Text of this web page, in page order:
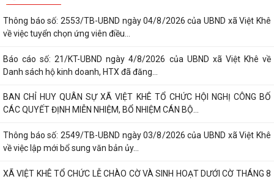
TIN MỚI
Kế hoạch số 105-KH-ĐU ngày 25/5/2026 của Đảng ủy xã Việt Khê về
việc tuyên truyền thực hiện Chỉ thị...
Thông báo số: 158/TB-TTPVHCC ngày 4/8/2026 của UBND xã Việt
Khê Niêm yết về việc Bãi bỏ một số...
Thông báo số: 2553/TB-UBND ngày 04/8/2026 của UBND xã Việt Khê
về việc tuyển chọn ứng viên điều...
Báo cáo số: 21/KT-UBND ngày 4/8/2026 của UBND xã Việt Khê về
Danh sách hộ kinh doanh, HTX đã đăng...
BAN CHỈ HUY QUÂN SỰ XÃ VIỆT KHÊ TỔ CHỨC HỘI NGHỊ CÔNG BỐ